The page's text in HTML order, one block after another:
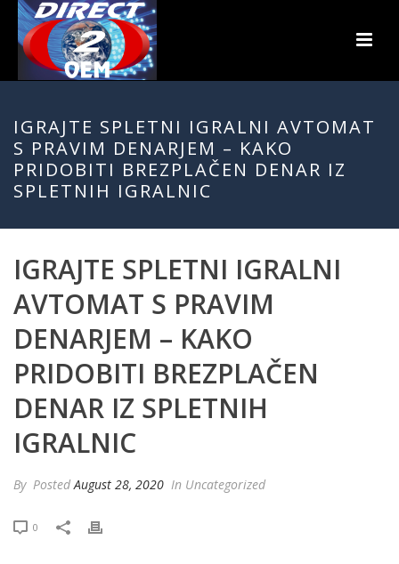
IGRAJTE SPLETNI IGRALNI AVTOMAT
S PRAVIM DENARJEM – KAKO
PRIDOBITI BREZPLAČEN DENAR IZ
SPLETNIH IGRALNIC
IGRAJTE SPLETNI IGRALNI
AVTOMAT S PRAVIM
DENARJEM – KAKO
PRIDOBITI BREZPLAČEN
DENAR IZ SPLETNIH
IGRALNIC
By PostedAugust 28, 2020 In Uncategorized
0